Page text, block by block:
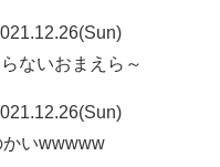
ないおまえら～
かいwwwww